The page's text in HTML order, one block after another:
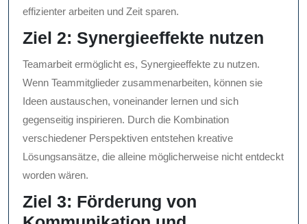
effizienter arbeiten und Zeit sparen.
Ziel 2: Synergieeffekte nutzen
Teamarbeit ermöglicht es, Synergieeffekte zu nutzen.
Wenn Teammitglieder zusammenarbeiten, können sie
Ideen austauschen, voneinander lernen und sich
gegenseitig inspirieren. Durch die Kombination
verschiedener Perspektiven entstehen kreative
Lösungsansätze, die alleine möglicherweise nicht entdeckt
worden wären.
Ziel 3: Förderung von